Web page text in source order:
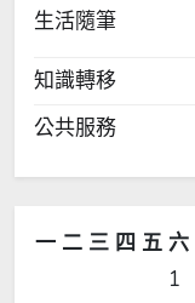
生活隨筆
知識轉移
公共服務
一 二 三 四 五 六
1